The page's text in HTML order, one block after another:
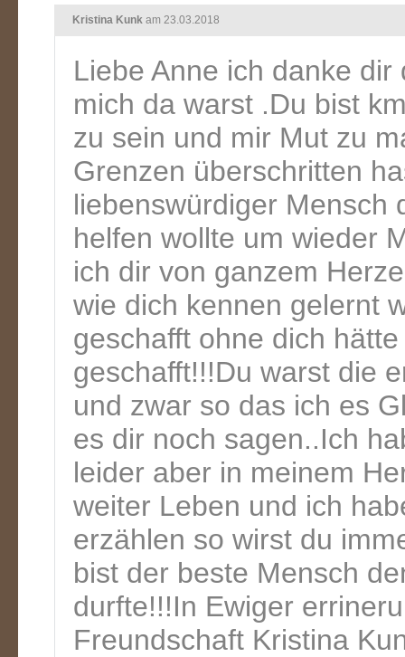
Kristina Kunk am 23.03.2018
Liebe Anne ich danke
mich da warst .Du bist
zu sein und mir Mut zu
Grenzen überschritten
liebenswürdiger Mensch
helfen wollte um wieder
ich dir von ganzem
wie dich kennen gelernt
geschafft ohne dich
geschafft!!!Du warst die
und zwar so das ich es
es dir noch sagen..Ich
leider aber in meinem
weiter Leben und ich
erzählen so wirst du
bist der beste Mensch
durfte!!!In Ewiger
Freundschaft Kristina